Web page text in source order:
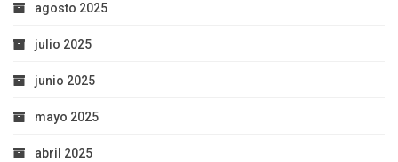
agosto 2025
julio 2025
junio 2025
mayo 2025
abril 2025